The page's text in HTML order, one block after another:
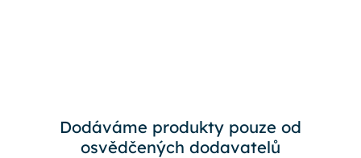
Dodáváme produkty pouze od
osvědčených dodavatelů